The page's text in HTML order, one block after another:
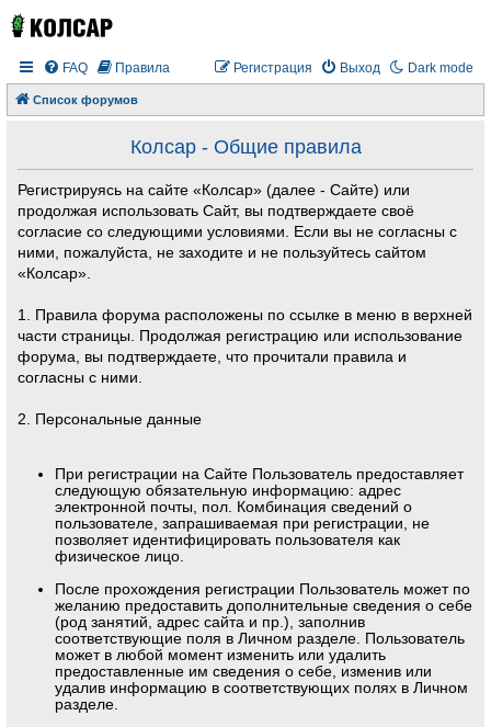
Dark mode
FAQ Правила Выход
Регистрация
Список форумов
Колсар - Общие правила
Регистрируясь на сайте «Колсар» (далее - Сайте) или
продолжая использовать Сайт, вы подтверждаете своё
согласие со следующими условиями. Если вы не согласны с
ними, пожалуйста, не заходите и не пользуйтесь сайтом
«Колсар».
1. Правила форума расположены по ссылке в меню в верхней
части страницы. Продолжая регистрацию или использование
форума, вы подтверждаете, что прочитали правила и
согласны с ними.
2. Персональные данные
При регистрации на Сайте Пользователь предоставляет
следующую обязательную информацию: адрес
электронной почты, пол. Комбинация сведений о
пользователе, запрашиваемая при регистрации, не
позволяет идентифицировать пользователя как
физическое лицо.
После прохождения регистрации Пользователь может по
желанию предоставить дополнительные сведения о себе
(род занятий, адрес сайта и пр.), заполнив
соответствующие поля в Личном разделе. Пользователь
может в любой момент изменить или удалить
предоставленные им сведения о себе, изменив или
удалив информацию в соответствующих полях в Личном
разделе.